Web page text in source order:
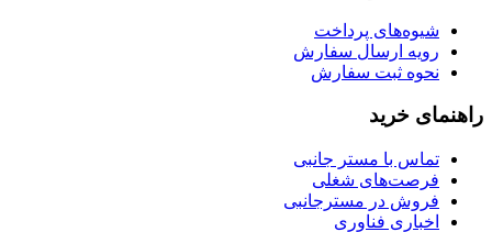
شیوه‌های پرداخت
رویه ارسال سفارش
نحوه ثبت سفارش
راهنمای خرید
تماس با مستر جانبی
فرصت‌های شغلی
فروش در مسترجانبی
اخباری فناوری